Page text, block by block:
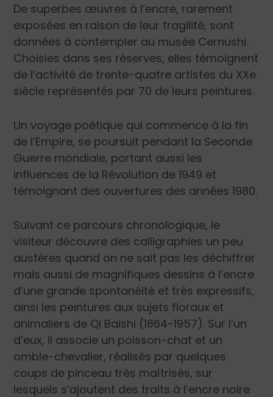
De superbes œuvres à l’encre, rarement
exposées en raison de leur fragilité, sont
données à contempler au musée Cernushi.
Choisies dans ses réserves, elles témoignent
de l’activité de trente-quatre artistes du XXe
siècle représentés par 70 de leurs peintures.
Un voyage poétique qui commence à la fin
de l’Empire, se poursuit pendant la Seconde
Guerre mondiale, portant aussi les
influences de la Révolution de 1949 et
témoignant des ouvertures des années 1980.
Suivant ce parcours chronologique, le
visiteur découvre des calligraphies un peu
austères quand on ne sait pas les déchiffrer
mais aussi de magnifiques dessins à l’encre
d’une grande spontanéité et très expressifs,
ainsi les peintures aux sujets floraux et
animaliers de Qi Baishi (1864-1957). Sur l’un
d’eux, il associe un poisson-chat et un
omble-chevalier, réalisés par quelques
coups de pinceau très maîtrisés, sur
lesquels s’ajoutent des traits à l’encre noire